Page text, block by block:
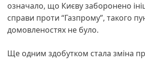
означало, що Києву заборонено
справи проти “Газпрому”, такого
домовленостях не було.
Ще одним здобутком стала зміна